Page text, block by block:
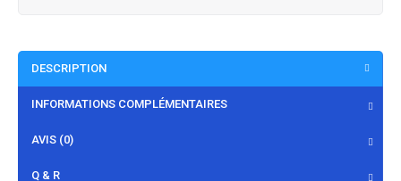
DESCRIPTION
INFORMATIONS COMPLÉMENTAIRES
AVIS (0)
Q & R